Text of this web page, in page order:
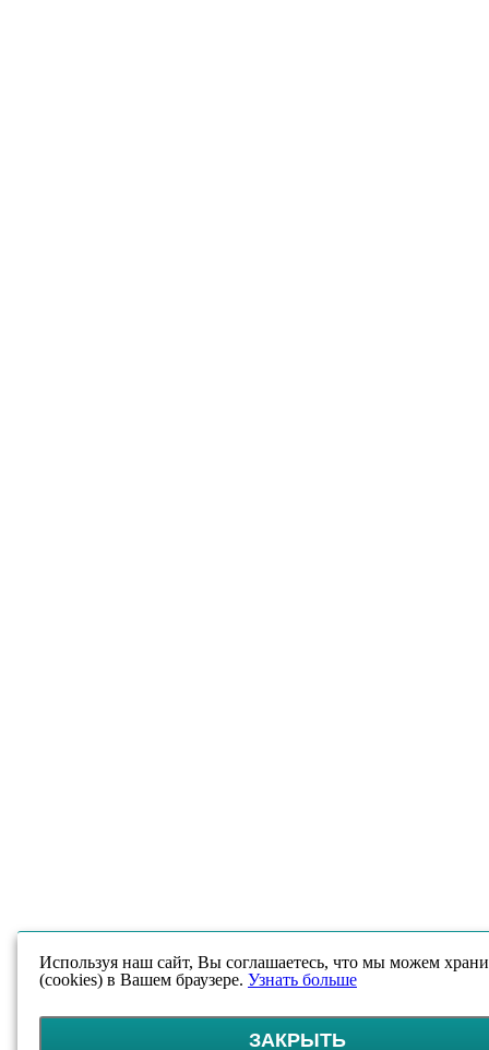
Используя наш сайт, Вы соглашаетесь, что мы можем
(cookies) в Вашем браузере. Узнать больше
ЗАКРЫТЬ